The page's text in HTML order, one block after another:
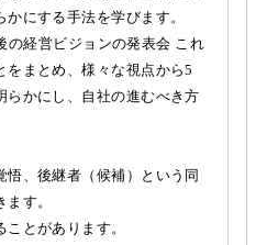
にする手法を学びます。
経営ビジョンの発表会 これ
をまとめ、様々な視点から5
らかにし、自社の進むべき方
悟、後継者（候補）という同
す。
とがあります。